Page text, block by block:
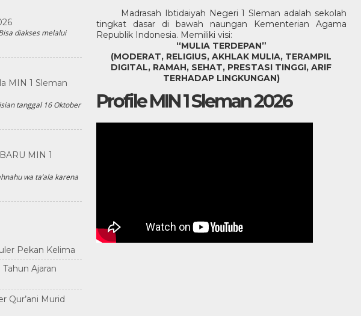
diakses melalui
MIN 1 Sleman
tanggal 16 Oktober
MIN 1
wa ta’ala karena
Pekan Kelima
Ajaran
Qur’ani Murid
Madrasah Ibtidaiyah Negeri 1 Sleman adalah sekolah
tingkat dasar di bawah naungan Kementerian Agama
Republik Indonesia. Memiliki visi:
“MULIA TERDEPAN”
(MODERAT, RELIGIUS, AKHLAK MULIA, TERAMPIL
DIGITAL, RAMAH, SEHAT, PRESTASI TINGGI, ARIF
TERHADAP LINGKUNGAN)
Profile MIN 1 Sleman 2026